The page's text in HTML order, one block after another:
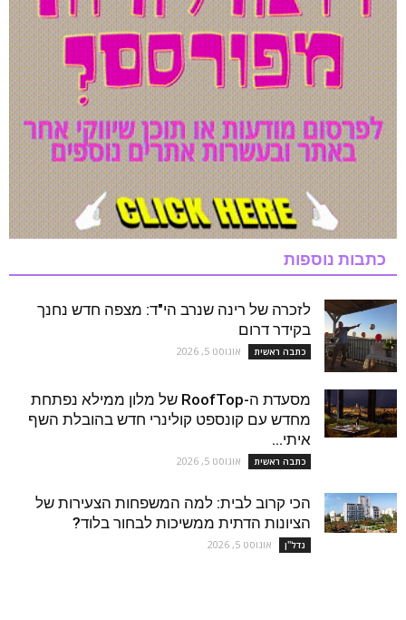
כתבות נוספות
לזכרה של רינה שנרב הי"ד: מצפה חדש נחנך
בקידר דרום
כתבה ראשית אוגוסט 5, 2026
מסעדת ה-RoofTop של מלון ממילא נפתחת
מחדש עם קונספט קולינרי חדש בהובלת השף
איתי...
כתבה ראשית אוגוסט 5, 2026
הכי קרוב לבית: למה המשפחות הצעירות של
הציונות הדתית ממשיכות לבחור בלוד?
נדל''ן אוגוסט 5, 2026